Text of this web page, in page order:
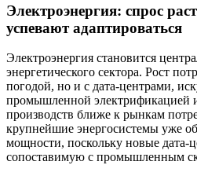
Электроэнергия: спрос
успевают адаптироваться
Электроэнергия становится
энергетического сектора. Рост
погодой, но и с дата-центрами,
промышленной электрификацией
производств ближе к рынкам
крупнейшие энергосистемы уже
мощности, поскольку новые дата-
сопоставимую с промышленным